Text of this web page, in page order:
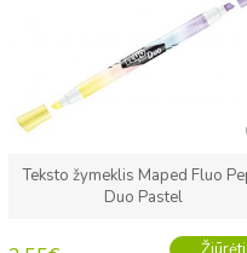
Teksto žymeklis Maped Fluo
Duo Pastel